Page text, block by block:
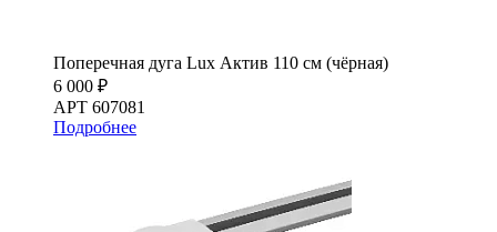
Поперечная дуга Lux Актив 110 см (чёрная)
6 000 ₽
АРТ 607081
Подробнее